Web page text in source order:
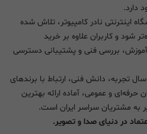
دارد.
اینترنتی نادر کامپیوتر، تلاش شده
و کاربران علاوه بر خرید
بررسی فنی و پشتیبانی دسترسی
امروز نادر کامپیوتر با بیش از ۳۵ سال تجربه، دانش فنی، ارتباط با برندهای
حرفه‌ای و عمومی، آماده ارائه بهترین
به مشتریان سراسر ایران است.
در دنیای صدا و تصویر.